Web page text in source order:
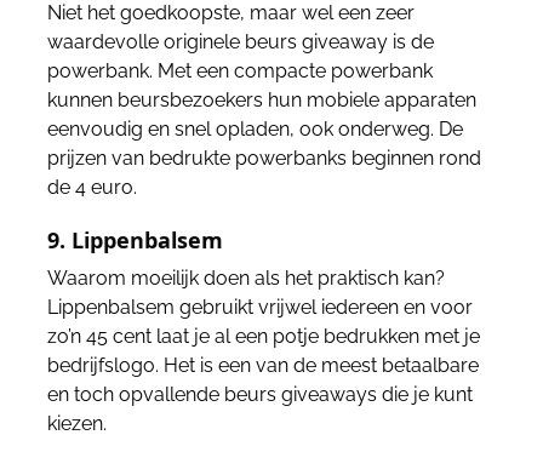
Niet het goedkoopste, maar wel een zeer
waardevolle originele beurs giveaway is de
powerbank. Met een compacte powerbank
kunnen beursbezoekers hun mobiele apparaten
eenvoudig en snel opladen, ook onderweg. De
prijzen van bedrukte powerbanks beginnen rond
de 4 euro.
9. Lippenbalsem
Waarom moeilijk doen als het praktisch kan?
Lippenbalsem gebruikt vrijwel iedereen en voor
zo’n 45 cent laat je al een potje bedrukken met je
bedrijfslogo. Het is een van de meest betaalbare
en toch opvallende beurs giveaways die je kunt
kiezen.